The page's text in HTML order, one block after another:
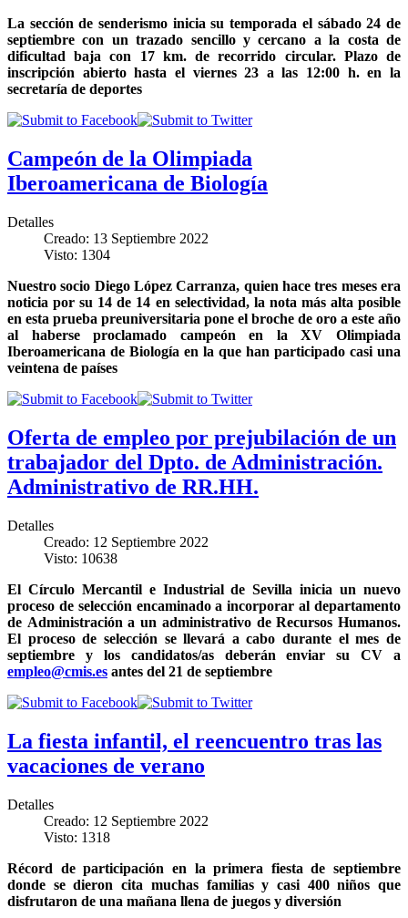
La sección de senderismo inicia su temporada el sábado 24 de
septiembre con un trazado sencillo y cercano a la costa de
dificultad baja con 17 km. de recorrido circular. Plazo de
inscripción abierto hasta el viernes 23 a las 12:00 h. en la
secretaría de deportes
Campeón de la Olimpiada
Iberoamericana de Biología
Detalles
Creado: 13 Septiembre 2022
Visto: 1304
Nuestro socio Diego López Carranza, quien hace tres meses era
noticia por su 14 de 14 en selectividad, la nota más alta posible
en esta prueba preuniversitaria pone el broche de oro a este año
al haberse proclamado campeón en la XV Olimpiada
Iberoamericana de Biología en la que han participado casi una
veintena de países
Oferta de empleo por prejubilación de un
trabajador del Dpto. de Administración.
Administrativo de RR.HH.
Detalles
Creado: 12 Septiembre 2022
Visto: 10638
El Círculo Mercantil e Industrial de Sevilla inicia un nuevo
proceso de selección encaminado a incorporar al departamento
de Administración a un administrativo de Recursos Humanos.
El proceso de selección se llevará a cabo durante el mes de
septiembre y los candidatos/as deberán enviar su CV a
empleo@cmis.es antes del 21 de septiembre
La fiesta infantil, el reencuentro tras las
vacaciones de verano
Detalles
Creado: 12 Septiembre 2022
Visto: 1318
Récord de participación en la primera fiesta de septiembre
donde se dieron cita muchas familias y casi 400 niños que
disfrutaron de una mañana llena de juegos y diversión